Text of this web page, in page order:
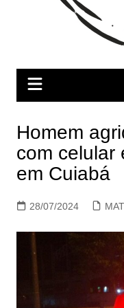
Homem
com celular
em Cuiabá
28/07/2024